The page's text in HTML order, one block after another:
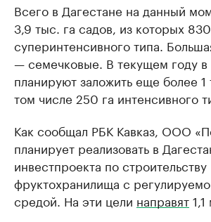
Всего в Дагестане на данный
3,9 тыс. га садов, из которых
суперинтенсивного типа.
— семечковые. В текущем году в
планируют заложить еще более 1
том числе 250 га интенсивного
Как сообщал РБК Кавказ, ООО
планирует реализовать в
инвестпроекта по строительству
фруктохранилища с
средой. На эти цели направят